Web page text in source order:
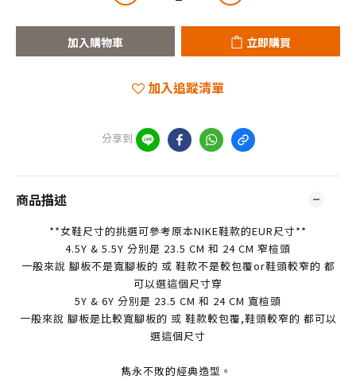
加入購物車 立即購買
加入追蹤清單
分享到
商品描述
**女鞋尺寸的挑選可參考原本NIKE鞋款的EUR尺寸**
4.5Y & 5.5Y 分別是 23.5 CM 和 24 CM 窄楦頭
一般來說 腳板不是寬腳板的 或 鞋款不是較包覆or鞋頭較窄的 都
可以選這個尺寸穿
5Y & 6Y 分別是 23.5 CM 和 24 CM 寬楦頭
一般來說 腳板是比較寬腳板的 或 鞋款較包覆,鞋頭較窄的 都可以
選這個尺寸
雋永不敗的經典造型。